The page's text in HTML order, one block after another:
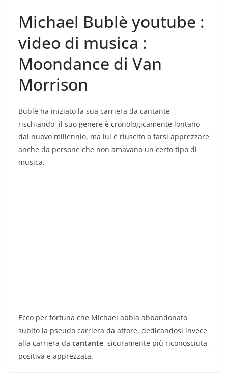
Michael Bublè youtube :
video di musica :
Moondance di Van
Morrison
Bublè ha iniziato la sua carriera da cantante
rischiando, il suo genere è cronologicamente lontano
dal nuovo millennio, ma lui è riuscito a farsi apprezzare
anche da persone che non amavano un certo tipo di
musica.
Ecco per fortuna che Michael abbia abbandonato
subito la pseudo carriera da attore, dedicandosi invece
alla carriera da cantante, sicuramente più riconosciuta,
positiva e apprezzata.